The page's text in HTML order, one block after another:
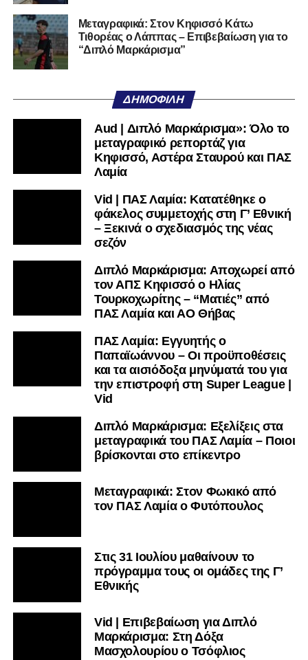
Αν η Λαμία συνεχίσει να μικραίνει τον εαυτό της, δεν θα
χρειαστεί κανείς άλλος να το κάνει.
Όταν αποφασίσει να συνειδητοποιήσει ότι είναι
πολύ μικρή.
lamiara.grστοGoogle Newsγια να
μαθαίνετε πρώτοι τα κυανόλευκα νέα στην Ελλάδα και τον
υπόλοιπο κόσμο. Ακολουθήστε το lamiara.gr στο
μαθαίνετε σε χρόνο dt όλα τα νέα.
Μεταγραφικά: Στον Κηφισσό Κάτω
Τιθορέας ο Λάππας – Επιβεβαίωση για το
“Διπλό Μαρκάρισμα”
ΔΗΜΟΦΙΛΉ
Aud | Διπλό Μαρκάρισμα»: Όλο το
μεταγραφικό ρεπορτάζ για
Κηφισσό, Αστέρα Σταυρού και ΠΑΣ
Λαμία
Vid | ΠΑΣ Λαμία: Κατατέθηκε ο
φάκελος συμμετοχής στη Γ’ Εθνική
– Ξεκινά ο σχεδιασμός της νέας
σεζόν
Διπλό Μαρκάρισμα: Αποχωρεί από
τον ΑΠΣ Κηφισσό ο Ηλίας
Τουρκοχωρίτης – “Ματιές” από
ΠΑΣ Λαμία και ΑΟ Θήβας
ΠΑΣ Λαμία: Εγγυητής ο
Παπαϊωάννου – Οι προϋποθέσεις
και τα αισιόδοξα μηνύματά του για
την επιστροφή στη Super League |
Vid
Διπλό Μαρκάρισμα: Εξελίξεις στα
μεταγραφικά του ΠΑΣ Λαμία – Ποιοι
βρίσκονται στο επίκεντρο
Μεταγραφικά: Στον Φωκικό από
τον ΠΑΣ Λαμία ο Φυτόπουλος
Στις 31 Ιουλίου μαθαίνουν το
πρόγραμμα τους οι ομάδες της Γ’
Εθνικής
Vid | Επιβεβαίωση για Διπλό
Μαρκάρισμα: Στη Δόξα
Μασχολουρίου ο Τσόφλιος